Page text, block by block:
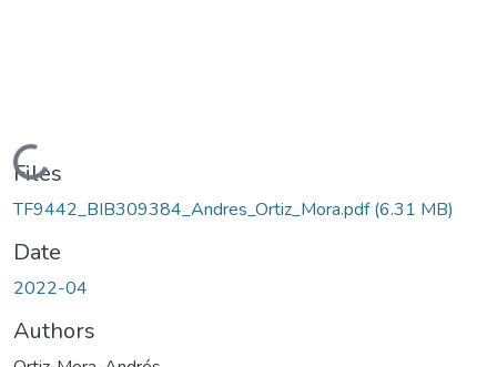
Loading...
Files
TF9442_BIB309384_Andres_Ortiz_Mora.pdf(6.31 MB)
Date
2022-04
Authors